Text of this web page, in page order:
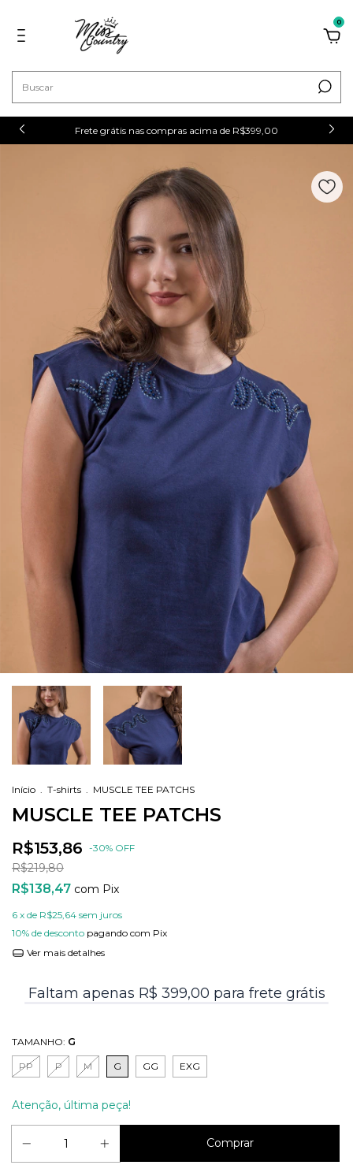
0
Frete grátis nas compras acima de R$399,00
Início T-shirts MUSCLE TEE PATCHS
MUSCLE TEE PATCHS
R$153,86 -30% OFF
R$219,80
R$138,47 com Pix
6 x de R$25,64 sem juros
10% de desconto pagando com Pix
Ver mais detalhes
Faltam apenas R$ 399,00 para frete grátis
TAMANHO: G
PP P M G GG EXG
Atenção, última peça!